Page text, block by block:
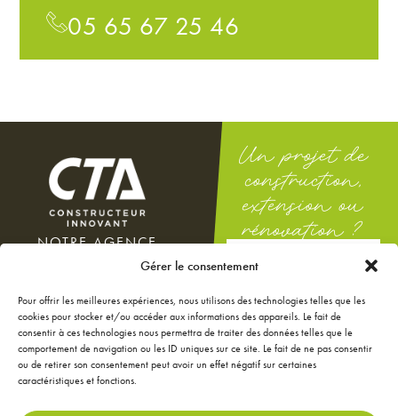
Gérer le consentement
Pour offrir les meilleures expériences, nous utilisons des technologies telles que les
cookies pour stocker et/ou accéder aux informations des appareils. Le fait de
consentir à ces technologies nous permettra de traiter des données telles que le
comportement de navigation ou les ID uniques sur ce site. Le fait de ne pas consentir
ou de retirer son consentement peut avoir un effet négatif sur certaines
caractéristiques et fonctions.
05 65 67 25 46
NOS ANNONCES
JE CONFIGURE MA
NOTRE AGENCE
100 rue Docteur Théodor
12000 Rodez
Du lundi au vendredi : 8h-12h
/ 14h-18h
Le samedi : 9h-12h
Un projet de
construction,
extension ou
rénovation ?
DEMANDEZ
UNE ÉTUDE
GRATUITE